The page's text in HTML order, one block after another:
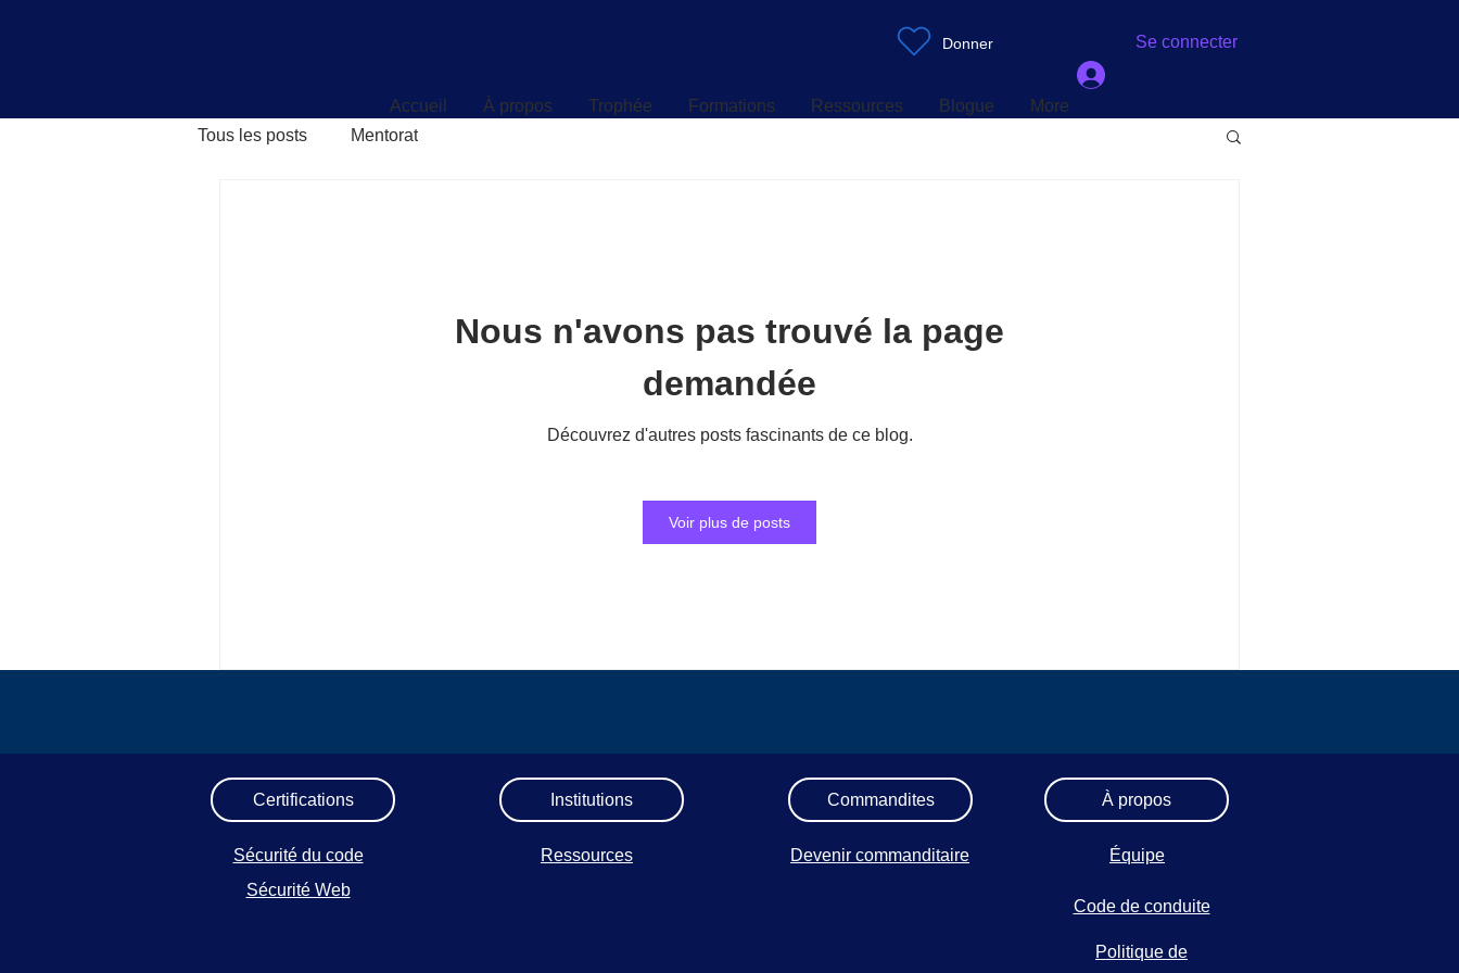
Accueil À propos Trophée Formations Ressources Blogue More
Donner Se connecter
Tous les posts Mentorat
Nous n'avons pas trouvé la page
demandée
Découvrez d'autres posts fascinants de ce blog.
Voir plus de posts
Ressources Blogue
Certifications
Sécurité du code
Sécurité Web
Institutions
Ressources
Commandites
Devenir commanditaire
À propos
Équipe
Code de conduite
Politique de